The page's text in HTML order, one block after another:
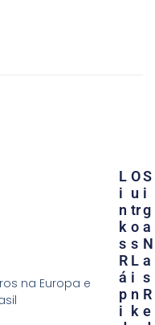
na Europa e
O
U
Tr
O
S
L
I
N
K
L
I
N
K
S
R
Á
P
I
S
I
G
A
N
A
S
R
E